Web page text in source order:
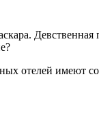
отелей имеют